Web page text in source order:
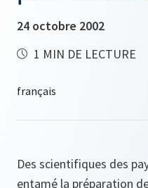
24 octobre 2002
1 MIN DE LECTURE
Des scientifiques des
entamé la préparation